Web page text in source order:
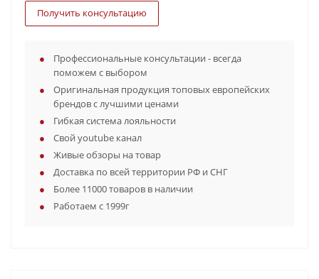
Получить консультацию
Профессиональные консультации - всегда
поможем с выбором
Оригинальная продукция топовых европейских
брендов с лучшими ценами
Гибкая система лояльности
Свой youtube канал
Живые обзоры на товар
Доставка по всей территории РФ и СНГ
Более 11000 товаров в наличии
Работаем с 1999г